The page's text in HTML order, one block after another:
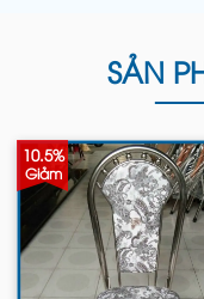
SẢN
10.5%
Giảm